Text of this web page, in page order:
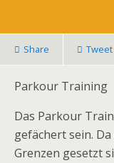
Share Tweet
Parkour Training
Das Parkour
gefächert sein.
Grenzen gesetzt